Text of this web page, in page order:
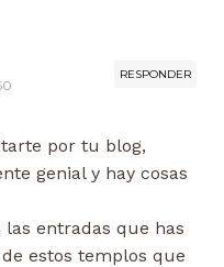
RESPONDER
por tu blog,
genial y hay cosas
entradas que has
estos templos que